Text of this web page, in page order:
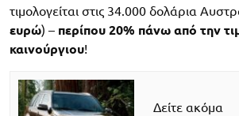
τιμολογείται στις 34.000 δολάρια
ευρώ) – περίπου 20% πάνω από την
καινούργιου!
Δείτε ακόμα